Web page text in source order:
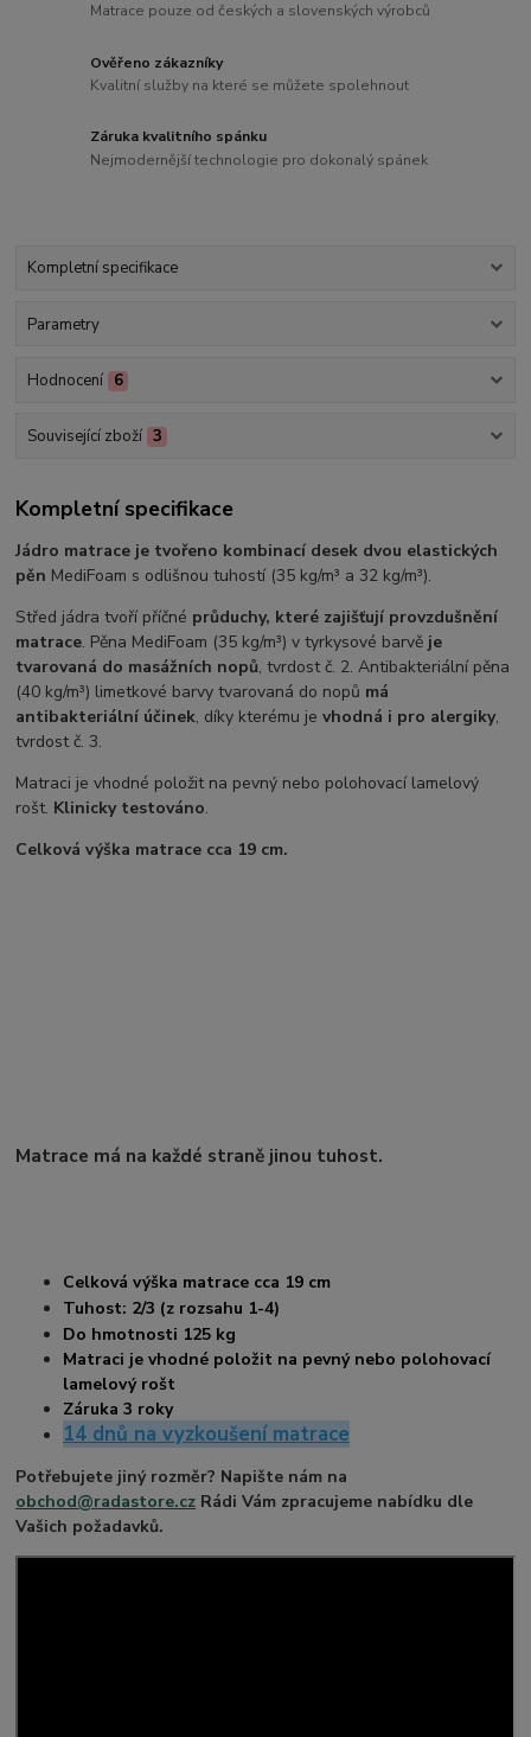
Matrace pouze od českých a slovenských výrobců
Ověřeno zákazníky
Kvalitní služby na které se můžete spolehnout
Záruka kvalitního spánku
Nejmodernější technologie pro dokonalý spánek
Kompletní specifikace
Parametry
Hodnocení 6
Související zboží 3
Kompletní specifikace
Jádro matrace je tvořeno kombinací desek dvou elastických
pěn MediFoam s odlišnou tuhostí (35 kg/m³ a 32 kg/m³).
Střed jádra tvoří příčné průduchy, které zajišťují provzdušnění
matrace. Pěna MediFoam (35 kg/m³) v tyrkysové barvě je
tvarovaná do masážních nopů, tvrdost č. 2. Antibakteriální pěna
(40 kg/m³) limetkové barvy tvarovaná do nopů má
antibakteriální účinek, díky kterému jevhodná i pro alergiky,
tvrdost č. 3.
Matraci je vhodné položit na pevný nebo polohovací lamelový
rošt. Klinicky testováno.
Celková výška matrace cca 19 cm.
Matrace má na každé straně jinou tuhost.
Celková výška matrace cca 19 cm
Tuhost: 2/3 (z rozsahu 1-4)
Do hmotnosti 125 kg
Matraci je vhodné položit na pevný nebo polohovací
lamelový rošt
Záruka 3 roky
14 dnů na vyzkoušení matrace
Potřebujete jiný rozměr? Napište nám na
obchod@radastore.cz Rádi Vám zpracujeme nabídku dle
Vašich požadavků.